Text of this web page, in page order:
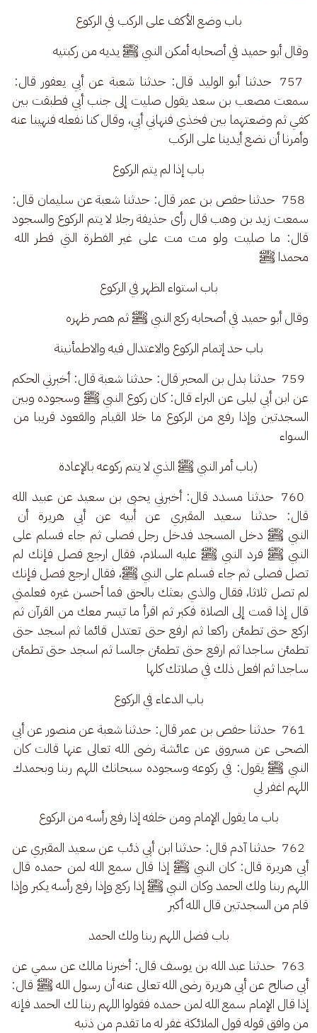
باب وضع الأكف على الركب في الركوع
وقال أبو حميد في أصحابه أمكن النبي ﷺ يديه من ركبتيه
757  حدثنا أبو الوليد قال: حدثنا شعبة عن أبي يعفور قال:
سمعت مصعب بن سعد يقول صليت إلى جنب أبي فطبقت بين
كفي ثم وضعتهما بين فخذي فنهاني أبي، وقال كنا نفعله فنهينا عنه
وأمرنا أن نضع أيدينا على الركب
باب إذا لم يتم الركوع
758  حدثنا حفص بن عمر قال: حدثنا شعبة عن سليمان قال:
سمعت زيد بن وهب قال رأى حذيفة رجلا لا يتم الركوع والسجود
قال: ما صليت ولو مت مت على غير الفطرة التي فطر الله
محمدا ﷺ
باب استواء الظهر في الركوع
وقال أبو حميد في أصحابه ركع النبي ﷺ ثم هصر ظهره
باب حد إتمام الركوع والاعتدال فيه والاطمأنينة
759  حدثنا بدل بن المحبر قال: حدثنا شعبة قال: أخبرني الحكم
عن ابن أبي ليلى عن البراء قال: كان ركوع النبي ﷺ وسجوده وبين
السجدتين وإذا رفع من الركوع ما خلا القيام والقعود قريبا من
السواء
(باب أمر النبي ﷺ الذي لا يتم ركوعه بالإعادة
760  حدثنا مسدد قال: أخبرني يحيى بن سعيد عن عبيد الله
قال: حدثنا سعيد المقبري عن أبيه عن أبي هريرة أن
النبي ﷺ دخل المسجد فدخل رجل فصلى ثم جاء فسلم على
النبي ﷺ فرد النبي ﷺ عليه السلام، فقال ارجع فصل فإنك لم
تصل فصلى ثم جاء فسلم على النبي ﷺ، فقال ارجع فصل فإنك
لم تصل ثلاثا، فقال والذي بعثك بالحق فما أحسن غيره فعلمني
قال إذا قمت إلى الصلاة فكبر ثم اقرأ ما تيسر معك من القرآن ثم
اركع حتى تطمئن راكعا ثم ارفع حتى تعتدل قائما ثم اسجد حتى
تطمئن ساجدا ثم ارفع حتى تطمئن جالسا ثم اسجد حتى تطمئن
ساجدا ثم افعل ذلك في صلاتك كلها
باب الدعاء في الركوع
761  حدثنا حفص بن عمر قال: حدثنا شعبة عن منصور عن أبي
الضحى عن مسروق عن عائشة رضى الله تعالى عنها قالت كان
النبي ﷺ يقول: في ركوعه وسجوده سبحانك اللهم ربنا وبحمدك
اللهم اغفر لي
باب ما يقول الإمام ومن خلفه إذا رفع رأسه من الركوع
762  حدثنا آدم قال: حدثنا ابن أبي ذئب عن سعيد المقبري عن
أبي هريرة قال: كان النبي ﷺ إذا قال سمع الله لمن حمده قال
اللهم ربنا ولك الحمد وكان النبي ﷺ إذا ركع وإذا رفع رأسه يكبر وإذا
قام من السجدتين قال الله أكبر
باب فضل اللهم ربنا ولك الحمد
763  حدثنا عبد الله بن يوسف قال: أخبرنا مالك عن سمي عن
أبي صالح عن أبي هريرة رضى الله تعالى عنه أن رسول الله ﷺ قال:
إذا قال الإمام سمع الله لمن حمده فقولوا اللهم ربنا لك الحمد فإنه
من وافق قوله قول الملائكة غفر له ما تقدم من ذنبه